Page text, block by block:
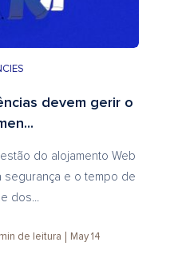
devem gerir o
do alojamento Web
segurança e o tempo de
dos...
min de leitura May 14